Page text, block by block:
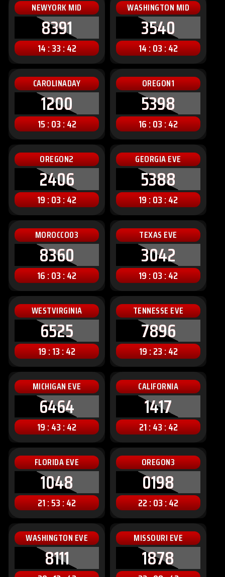
NEWYORK MID
8391
14 : 33 : 40
WASHINGTON MID
3540
14 : 03 : 40
CAROLINADAY
1200
15 : 03 : 40
OREGON1
5398
16 : 03 : 40
OREGON2
2406
19 : 03 : 40
GEORGIA EVE
5388
19 : 03 : 40
MOROCCO03
8360
16 : 03 : 40
TEXAS EVE
3042
19 : 03 : 40
WESTVIRGINIA
6525
19 : 13 : 40
TENNESSE EVE
7896
19 : 23 : 40
MICHIGAN EVE
6464
19 : 43 : 40
CALIFORNIA
1417
21 : 43 : 40
FLORIDA EVE
1048
21 : 53 : 40
OREGON3
0198
22 : 03 : 40
WASHINGTON EVE
8111
MISSOURI EVE
1878